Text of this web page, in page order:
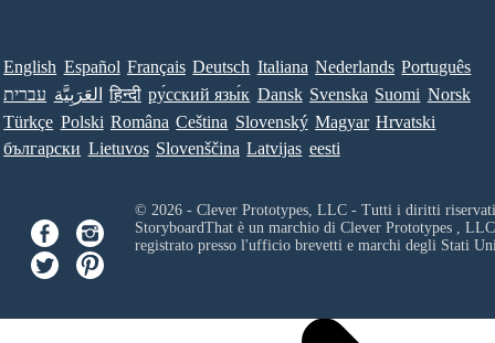
English Español Français Deutsch Italiana Nederlands Português
עברית العَرَبِيَّة हिन्दी ру́сский язы́к Dansk Svenska Suomi Norsk
Türkçe Polski Româna Ceština Slovenský Magyar Hrvatski
български Lietuvos Slovenščina Latvijas eesti
© 2026 - Clever Prototypes, LLC - Tutti i diritti
StoryboardThat è un marchio di Clever Prototypes , LLC
registrato presso l'ufficio brevetti e marchi degli Stati